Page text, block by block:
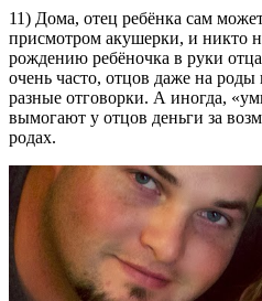
11) Дома, отец ребёнка сам
присмотром акушерки, и никто
рождению ребёночка в руки
очень часто, отцов даже на
разные отговорки. А иногда,
вымогают у отцов деньги за
родах.